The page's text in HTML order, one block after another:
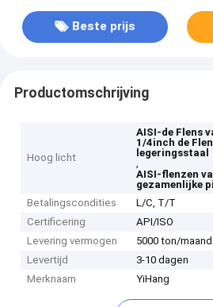
Beste prijs
Productomschrijving
Hoog licht
AISI-de Flens
1/4inch de
legeringsstaal
,
AISI-flenzen
gezamenlijke
Betalingscondities
L/C, T/T
Certificering
API/ISO
Levering vermogen
5000 ton/maand
Levertijd
3-10 dagen
Merknaam
YiHang